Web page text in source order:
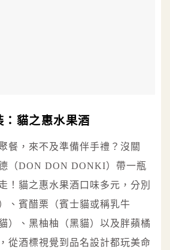
貓之惠水果酒
餐，來不及準備伴手禮？沒關
（DON DON DONKI）帶一瓶
！貓之惠水果酒口味多元，分別
、賓醋栗（賓士貓或稱乳牛
）、黑柚柚（黑貓）以及胖蘋橘
從酒標視覺到品名設計都玩美命